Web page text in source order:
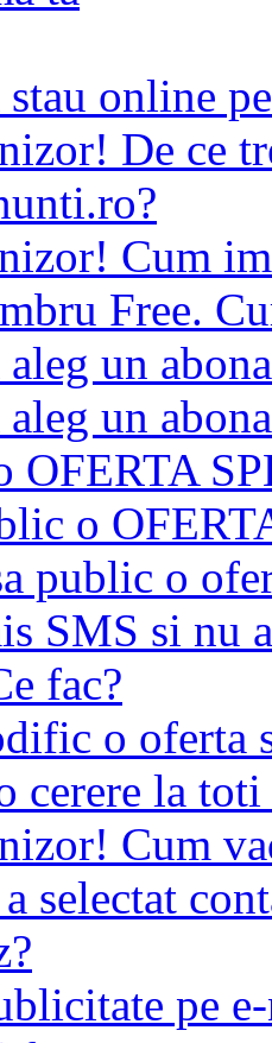
stau online
De ce
Cum
Free.
aleg un
aleg un
OFERTA
o
public o
SMS si nu
fac?
o oferta
cerere la
Cum
selectat
pe